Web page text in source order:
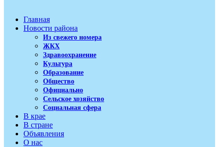
Главная
Новости района
Из свежего номера
ЖКХ
Здравоохранение
Культура
Образование
Общество
Официально
Сельское хозяйство
Социальная сфера
В крае
В стране
Объявления
О нас